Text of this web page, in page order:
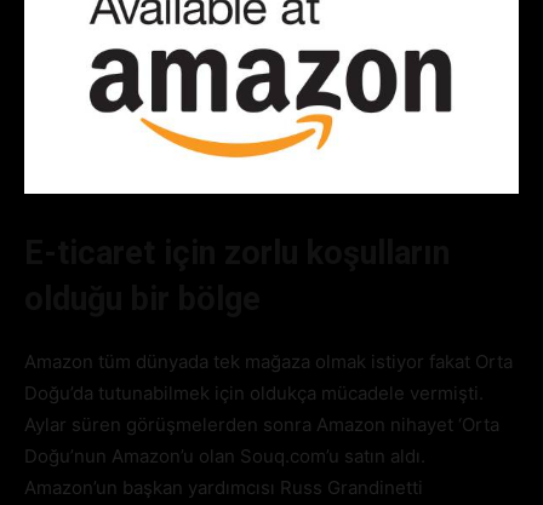
Amazon tüm dünyada tek mağaza olmak istiyor fakat Orta
Doğu’da tutunabilmek için oldukça mücadele vermişti.
Aylar süren görüşmelerden sonra Amazon nihayet ‘Orta
Doğu’nun Amazon’u olan Souq.com’u satın aldı.
Amazon’un başkan yardımcısı Russ Grandinetti